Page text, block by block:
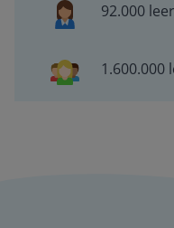
92.000
1.600.000